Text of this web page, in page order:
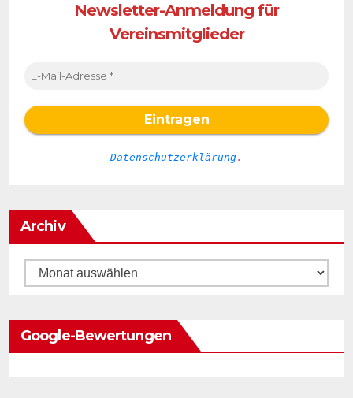
Newsletter-Anmeldung für
Vereinsmitglieder
Datenschutzerklärung.
Archiv
Archiv
Google-Bewertungen